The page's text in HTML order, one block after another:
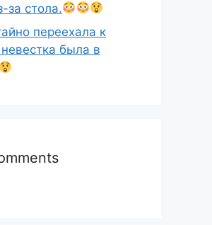
за стола.
переехала к
была в